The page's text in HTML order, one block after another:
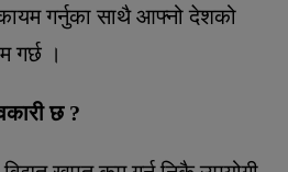
गर्नुका साथै आफ्नो देशको
गर्छ ।
छ ?